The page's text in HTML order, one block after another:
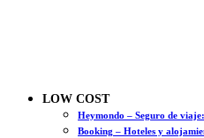
LOW COST
Heymondo – Seguro de
Booking – Hoteles y